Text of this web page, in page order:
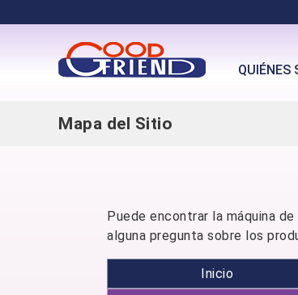
QUIÉNES
Mapa del Sitio
Puede encontrar la máquina
alguna pregunta sobre los
Inicio